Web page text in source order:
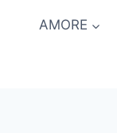
AMORE